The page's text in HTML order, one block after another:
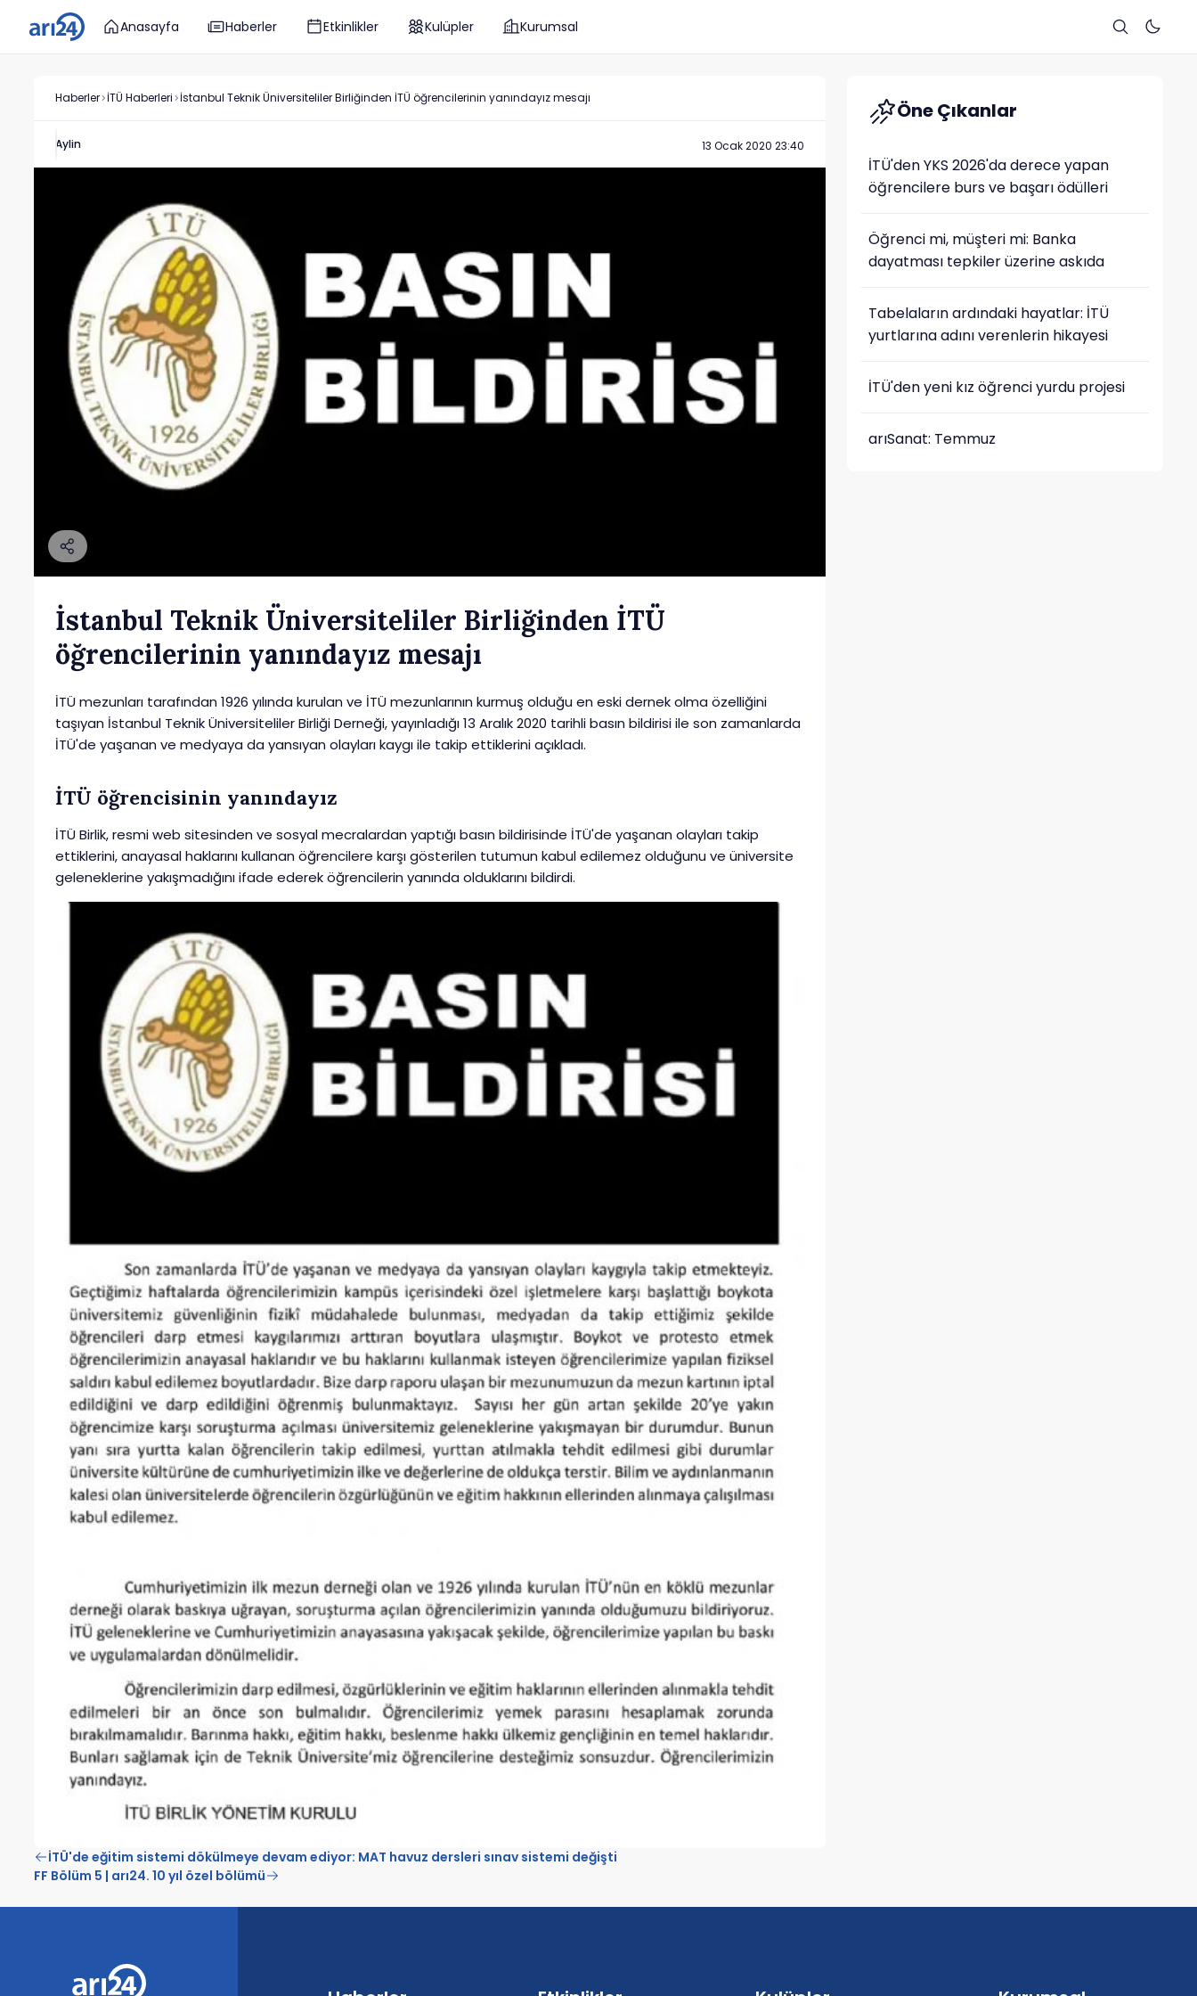
Anasayfa Haberler Etkinlikler Kulüpler Kurumsal
Haberler İTÜ Haberleri İstanbul Teknik Üniversiteliler Birliğinden İTÜ öğrencilerinin yanındayız mesajı
Aylin 13 Ocak 2020 23:40
İstanbul Teknik Üniversiteliler Birliğinden İTÜ
öğrencilerinin yanındayız mesajı
İTÜ mezunları tarafından 1926 yılında kurulan ve İTÜ mezunlarının kurmuş olduğu en eski dernek olma özelliğini
taşıyan İstanbul Teknik Üniversiteliler Birliği Derneği, yayınladığı 13 Aralık 2020 tarihli basın bildirisi ile son zamanlarda
İTÜ'de yaşanan ve medyaya da yansıyan olayları kaygı ile takip ettiklerini açıkladı.
İTÜ öğrencisinin yanındayız
İTÜ Birlik, resmi web sitesinden ve sosyal mecralardan yaptığı basın bildirisinde İTÜ'de yaşanan olayları takip
ettiklerini, anayasal haklarını kullanan öğrencilere karşı gösterilen tutumun kabul edilemez olduğunu ve üniversite
geleneklerine yakışmadığını ifade ederek öğrencilerin yanında olduklarını bildirdi.
İTÜ'de eğitim sistemi dökülmeye devam ediyor: MAT havuz dersleri sınav sistemi değişti
FF Bölüm 5 | arı24. 10 yıl özel bölümü
Öne Çıkanlar
İTÜ'den YKS 2026'da derece yapan
öğrencilere burs ve başarı ödülleri
Öğrenci mi, müşteri mi: Banka
dayatması tepkiler üzerine askıda
Tabelaların ardındaki hayatlar: İTÜ
yurtlarına adını verenlerin hikayesi
İTÜ'den yeni kız öğrenci yurdu projesi
arıSanat: Temmuz